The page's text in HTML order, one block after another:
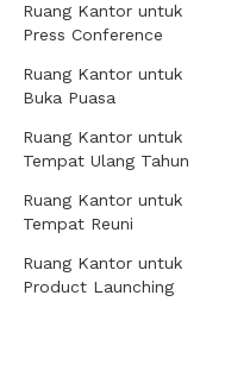
Ruang Kantor untuk
Press Conference
Ruang Kantor untuk
Buka Puasa
Ruang Kantor untuk
Tempat Ulang Tahun
Ruang Kantor untuk
Tempat Reuni
Ruang Kantor untuk
Product Launching